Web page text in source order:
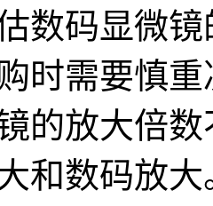
数码显微
时需要慎
的放大倍
和数码放